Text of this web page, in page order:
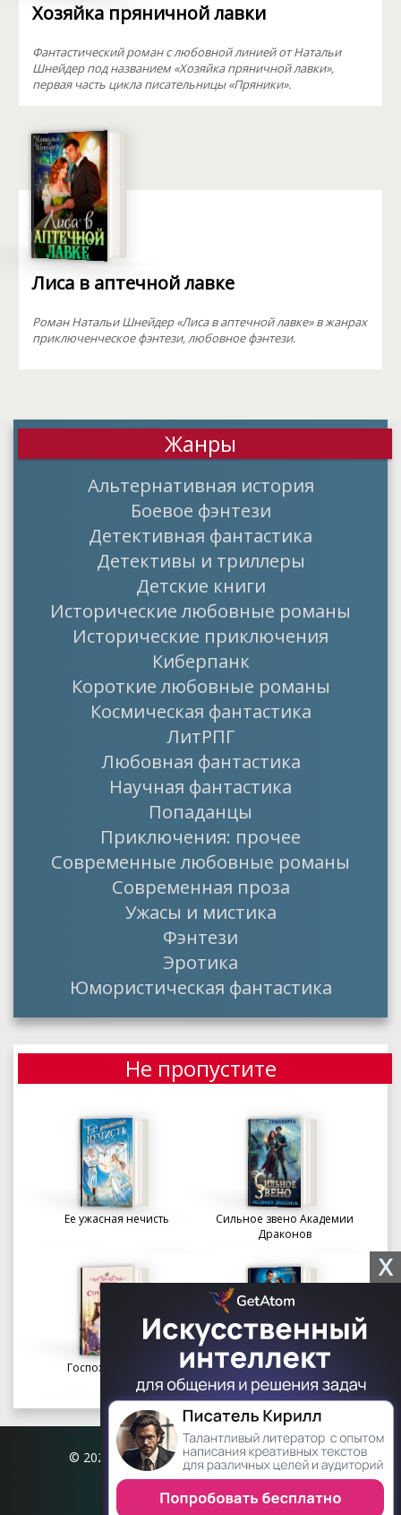
Хозяйка пряничной лавки
Фантастический роман с любовной линией от Натальи
Шнейдер под названием «Хозяйка пряничной лавки»,
первая часть цикла писательницы «Пряники».
Лиса в аптечной лавке
Роман Натальи Шнейдер «Лиса в аптечной лавке» в жанрах
приключенческое фэнтези, любовное фэнтези.
Жанры
Альтернативная история
Боевое фэнтези
Детективная фантастика
Детективы и триллеры
Детские книги
Исторические любовные романы
Исторические приключения
Киберпанк
Короткие любовные романы
Космическая фантастика
ЛитРПГ
Любовная фантастика
Научная фантастика
Попаданцы
Приключения: прочее
Современные любовные романы
Современная проза
Ужасы и мистика
Фэнтези
Эротика
Юмористическая фантастика
Не пропустите
Ее ужасная нечисть
Сильное звено Академии
Драконов
Госпожа портниха
Осколки вечности в
Академии Судьбы
© 2026 Книгофил.орг | contact@knigofil.org
X